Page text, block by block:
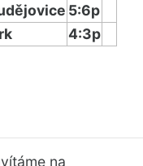
5:6p
4:3p
na